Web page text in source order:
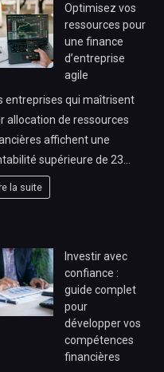
Optimisez vos
ressources pour
une finance
d’entreprise
agile
entreprises qui maîtrisent
allocation de ressources
affichent une
supérieure de 23…
la suite
Investir avec
confiance :
guide complet
pour
développer vos
compétences
financières